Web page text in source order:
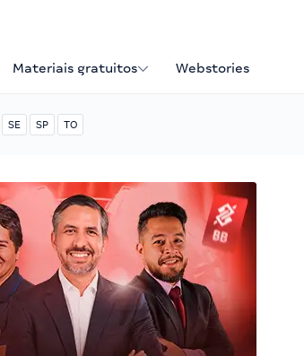
Materiais gratuitos Webstories
SE SP TO